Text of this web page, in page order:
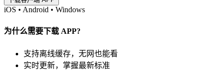
iOS • Android • Windows
为什么需要下载 APP?
支持离线缓存，无网也能看
实时更新，掌握最新标准